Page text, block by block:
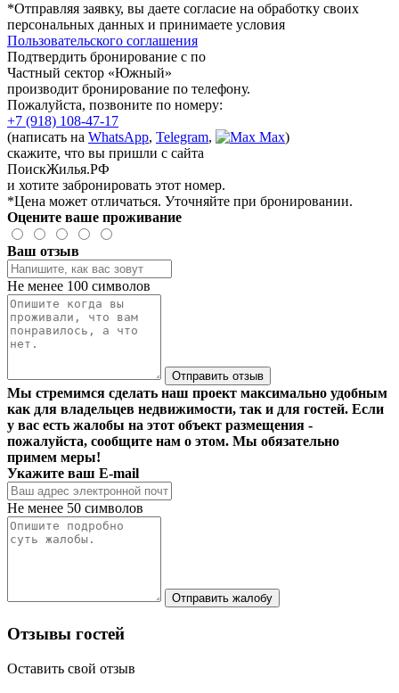
*Отправляя заявку, вы даете согласие на обработку своих
персональных данных и принимаете условия
Пользовательского соглашения
Подтвердить бронирование с по
Частный сектор «Южный»
производит бронирование по телефону.
Пожалуйста, позвоните по номеру:
+7 (918) 108-47-17
(написать на WhatsApp, Telegram, Max)
скажите, что вы пришли с сайта
ПоискЖилья.РФ
и хотите забронировать этот номер.
*Цена может отличаться. Уточняйте при бронировании.
Оцените ваше проживание
Ваш отзыв
Не менее 100 символов
Отправить отзыв
Мы стремимся сделать наш проект максимально удобным
как для владельцев недвижимости, так и для гостей. Если
у вас есть жалобы на этот объект размещения -
пожалуйста, сообщите нам о этом. Мы обязательно
примем меры!
Укажите ваш E-mail
Не менее 50 символов
Отправить жалобу
Отзывы гостей
Оставить свой отзыв